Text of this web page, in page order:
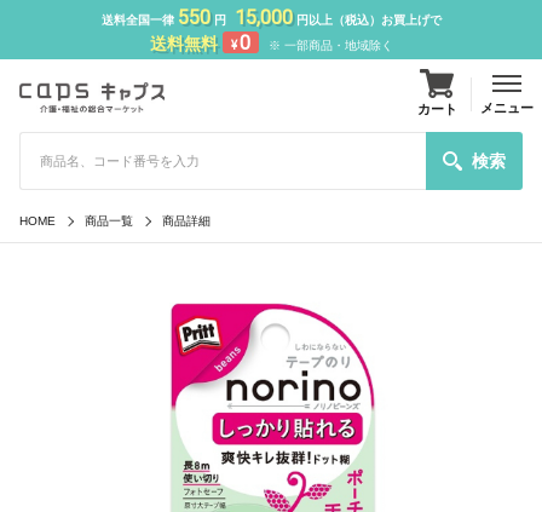
送料全国一律 550円 15,000円以上（税込）お買上げで
送料無料 ¥0 ※ 一部商品・地域除く
検索
カート メニュー
HOME 商品一覧 商品詳細